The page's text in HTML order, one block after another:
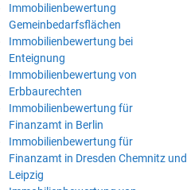
Immobilienbewertung
Gemeinbedarfsflächen
Immobilienbewertung bei
Enteignung
Immobilienbewertung von
Erbbaurechten
Immobilienbewertung für
Finanzamt in Berlin
Immobilienbewertung für
Finanzamt in Dresden Chemnitz und
Leipzig